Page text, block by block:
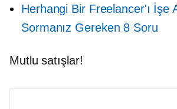
Herhangi Bir Freelancer'ı İşe
Sormanız Gereken 8 Soru
Mutlu satışlar!